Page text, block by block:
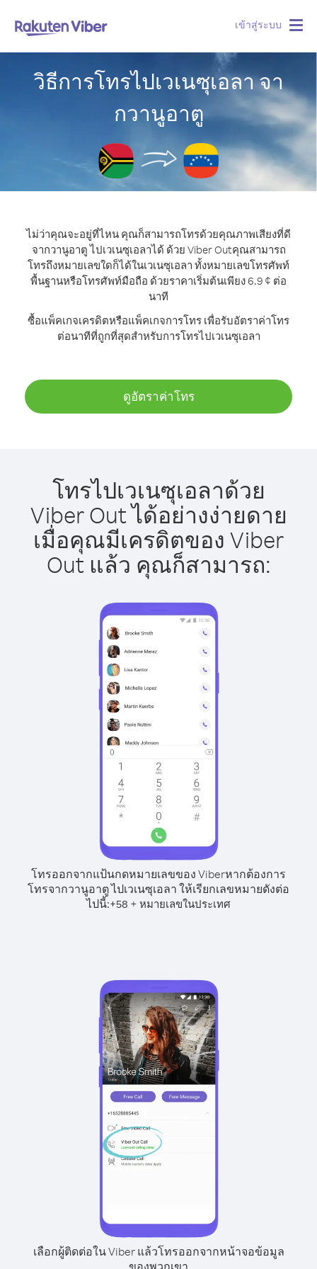
เข้าสู่ระบบ
วิธีการโทรไปเวเนซุเอลา จา
กวานูอาตู
ไม่ว่าคุณจะอยู่ที่ไหน คุณก็สามารถโทรด้วยคุณภาพเสียงที่ดี
จากวานูอาตู ไปเวเนซุเอลาได้ ด้วย Viber Outคุณสามารถ
โทรถึงหมายเลขใดก็ได้ในเวเนซุเอลา ทั้งหมายเลขโทรศัพท์
พื้นฐานหรือโทรศัพท์มือถือ ด้วยราคาเริ่มต้นเพียง 6.9 ¢ ต่อ
นาที
ซื้อแพ็คเกจเครดิตหรือแพ็คเกจการโทร เพื่อรับอัตราค่าโทร
ต่อนาทีที่ถูกที่สุดสำหรับการโทรไปเวเนซุเอลา
ดูอัตราค่าโทร
โทรไปเวเนซุเอลาด้วย
Viber Out ได้อย่างง่ายดาย
เมื่อคุณมีเครดิตของ Viber
Out แล้ว คุณก็สามารถ:
โทรออกจากแป้นกดหมายเลขของ Viberหากต้องการ
โทรจากวานูอาตู ไปเวเนซุเอลา ให้เรียกเลขหมายดังต่อ
ไปนี้:+58 + หมายเลขในประเทศ
เลือกผู้ติดต่อใน Viber แล้วโทรออกจากหน้าจอข้อมูล
ของพวกเขา